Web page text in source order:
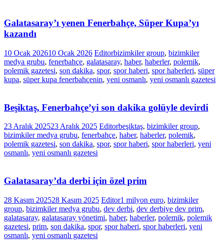
Galatasaray’ı yenen Fenerbahçe, Süper Kupa’yı
kazandı
10 Ocak 202610 Ocak 2026 Editorbizimkiler group, bizimkiler
medya grubu, fenerbahçe, galatasaray, haber, haberler, polemik,
polemik gazetesi, son dakika, spor, spor haberi, spor haberleri, süper
kupa, süper kupa fenerbahçenin, yeni osmanlı, yeni osmanlı gazetesi
Beşiktaş, Fenerbahçe’yi son dakika golüyle devirdi
23 Aralık 202523 Aralık 2025 Editorbeşiktaş, bizimkiler group,
bizimkiler medya grubu, fenerbahçe, haber, haberler, polemik,
polemik gazetesi, son dakika, spor, spor haberi, spor haberleri, yeni
osmanlı, yeni osmanlı gazetesi
Galatasaray’da derbi için özel prim
28 Kasım 202528 Kasım 2025 Editor1 milyon euro, bizimkiler
group, bizimkiler medya grubu, dev derbi, dev derbiye dev prim,
galatasaray, galatasaray yönetimi, haber, haberler, polemik, polemik
gazetesi, prim, son dakika, spor, spor haberi, spor haberleri, yeni
osmanlı, yeni osmanlı gazetesi